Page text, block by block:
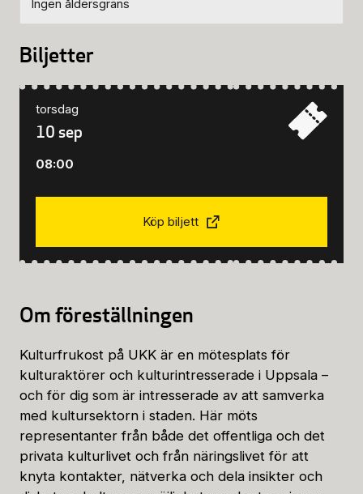
Ingen åldersgräns
Om föreställningen
Kulturfrukost på UKK är en mötesplats för
kulturaktörer och kulturintresserade i Uppsala –
och för dig som är intresserade av att samverka
med kultursektorn i staden. Här möts
representanter från både det offentliga och det
privata kulturlivet och från näringslivet för att
knyta kontakter, nätverka och dela insikter och
Biljetter
torsdag
10 sep
08:00
Köp biljett